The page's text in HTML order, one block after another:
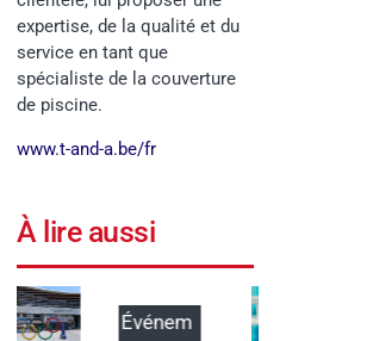
expertise, de la qualité et du
service en tant que
spécialiste de la couverture
de piscine.
www.t-and-a.be/fr
À lire aussi
Produits